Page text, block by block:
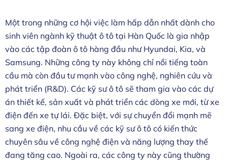
Một trong những cơ hội việc làm hấp dẫn nhất dành cho
sinh viên ngành kỹ thuật ô tô tại Hàn Quốc là gia nhập
vào các tập đoàn ô tô hàng đầu như Hyundai, Kia, và
Samsung. Những công ty này không chỉ nổi tiếng toàn
cầu mà còn đầu tư mạnh vào công nghệ, nghiên cứu và
phát triển (R&D). Các kỹ sư ô tô sẽ tham gia vào các dự
án thiết kế, sản xuất và phát triển các dòng xe mới, từ xe
điện đến xe tự lái. Đặc biệt, với sự chuyển đổi mạnh mẽ
sang xe điện, nhu cầu về các kỹ sư ô tô có kiến thức
chuyên sâu về công nghệ điện và năng lượng thay thế
đang tăng cao. Ngoài ra, các công ty này cũng thường